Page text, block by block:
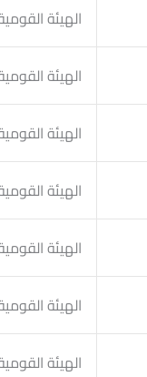
الهيئة
الهيئة
الهيئة
الهيئة
الهيئة
الهيئة
الهيئة